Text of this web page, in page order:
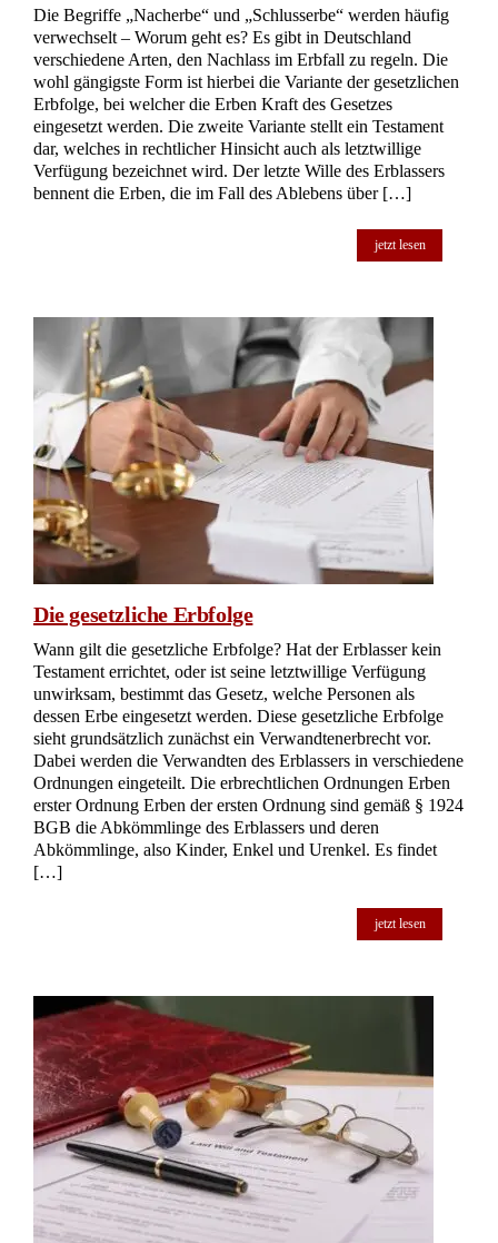
Die Begriffe „Nacherbe“ und „Schlusserbe“ werden häufig
verwechselt – Worum geht es? Es gibt in Deutschland
verschiedene Arten, den Nachlass im Erbfall zu regeln. Die
wohl gängigste Form ist hierbei die Variante der gesetzlichen
Erbfolge, bei welcher die Erben Kraft des Gesetzes
eingesetzt werden. Die zweite Variante stellt ein Testament
dar, welches in rechtlicher Hinsicht auch als letztwillige
Verfügung bezeichnet wird. Der letzte Wille des Erblassers
bennent die Erben, die im Fall des Ablebens über […]
jetzt lesen
Die gesetzliche Erbfolge
Wann gilt die gesetzliche Erbfolge? Hat der Erblasser kein
Testament errichtet, oder ist seine letztwillige Verfügung
unwirksam, bestimmt das Gesetz, welche Personen als
dessen Erbe eingesetzt werden. Diese gesetzliche Erbfolge
sieht grundsätzlich zunächst ein Verwandtenerbrecht vor.
Dabei werden die Verwandten des Erblassers in verschiedene
Ordnungen eingeteilt. Die erbrechtlichen Ordnungen Erben
erster Ordnung Erben der ersten Ordnung sind gemäß § 1924
BGB die Abkömmlinge des Erblassers und deren
Abkömmlinge, also Kinder, Enkel und Urenkel. Es findet
[…]
jetzt lesen